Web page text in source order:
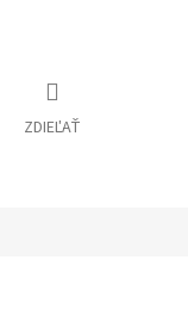
ZDIEĽAŤ